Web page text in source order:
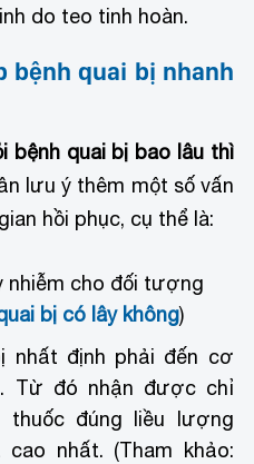
do teo tinh hoàn.
bệnh quai bị nhanh
bệnh quai bị bao lâu thì
lưu ý thêm một số vấn
hồi phục, cụ thể là:
nhiễm cho đối tượng
bị có lây không)
nhất định phải đến cơ
Từ đó nhận được chỉ
thuốc đúng liều lượng
nhất. (Tham khảo: